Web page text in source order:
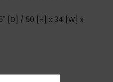
[D] / 50 [H] x 34 [W] x